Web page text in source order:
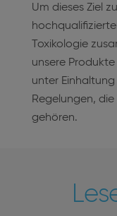
Um dieses Ziel
Toxikologie
unsere
unter
Regelungen,
gehören.